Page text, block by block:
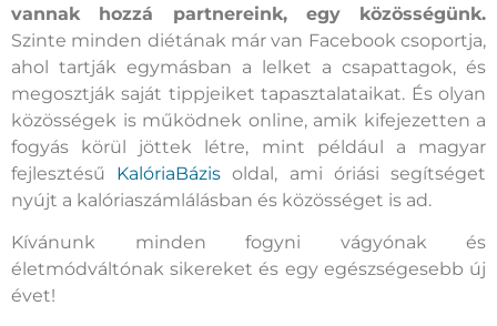
vannak hozzá partnereink, egy közösségünk.
Szinte minden diétának már van Facebook csoportja,
ahol tartják egymásban a lelket a csapattagok, és
megosztják saját tippjeiket tapasztalataikat. És olyan
közösségek is működnek online, amik kifejezetten a
fogyás körül jöttek létre, mint például a magyar
fejlesztésű KalóriaBázis oldal, ami óriási segítséget
nyújt a kalóriaszámlálásban és közösséget is ad.
Kívánunk minden fogyni vágyónak és
életmódváltónak sikereket és egy egészségesebb új
évet!